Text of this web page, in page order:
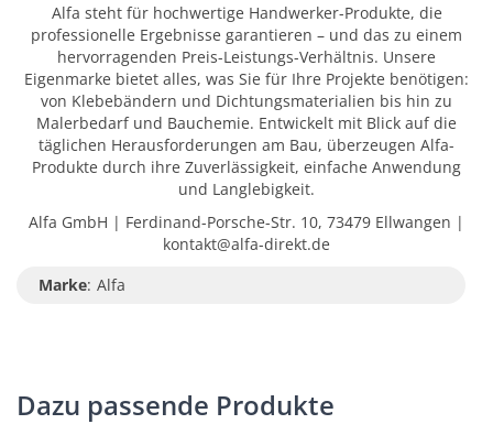
Alfa steht für hochwertige Handwerker-Produkte, die
professionelle Ergebnisse garantieren – und das zu einem
hervorragenden Preis-Leistungs-Verhältnis. Unsere
Eigenmarke bietet alles, was Sie für Ihre Projekte benötigen:
von Klebebändern und Dichtungsmaterialien bis hin zu
Malerbedarf und Bauchemie. Entwickelt mit Blick auf die
täglichen Herausforderungen am Bau, überzeugen Alfa-
Produkte durch ihre Zuverlässigkeit, einfache Anwendung
und Langlebigkeit.
Alfa GmbH | Ferdinand-Porsche-Str. 10, 73479 Ellwangen |
kontakt@alfa-direkt.de
Marke: Alfa
Dazu passende Produkte